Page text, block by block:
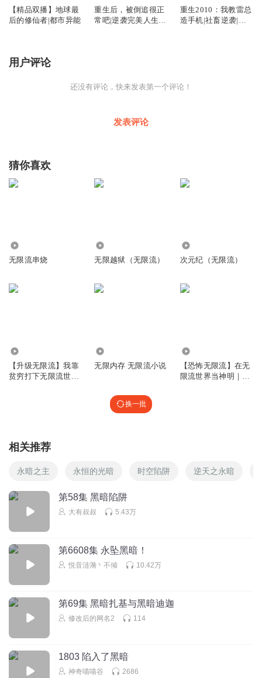
【精品双播】地球最
后的修仙者|都市异能
重生后，被倒追很正
常吧|逆袭完美人生|
重生2010：我教雷总
造手机|社畜逆袭|职
用户评论
还没有评论，快来发表第一个评论！
发表评论
猜你喜欢
无限流串烧 无限越狱（无限流） 次元纪（无限流）
【升级无限流】我靠
贫穷打下无限流世界
无限内存 无限流小说
【恐怖无限流】在无
限流世界当神明｜诡
换一批
相关推荐
永暗之主 永恒的光暗 时空陷阱 逆天之永暗
第58集 黑暗陷阱
大有叔叔 5.43万
第6608集 永坠黑暗！
悦音涟漪丶不倾 10.42万
第69集 黑暗扎基与黑暗迪迦
修改后的网名2 114
1803 陷入了黑暗
神奇喵喵谷 2686